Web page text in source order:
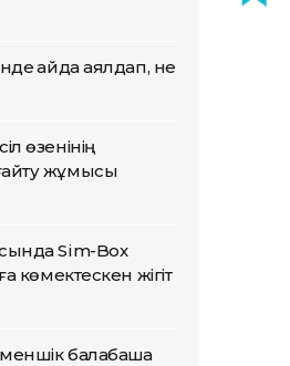
қайда аялдап, не
өзенінің
жұмысы
Sim-Box
көмектескен жігіт
балабақша